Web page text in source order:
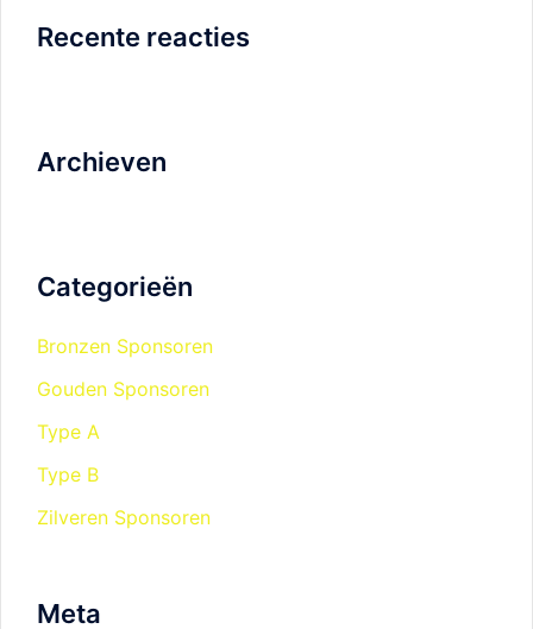
Recente reacties
Archieven
Categorieën
Bronzen Sponsoren
Gouden Sponsoren
Type A
Type B
Zilveren Sponsoren
Meta